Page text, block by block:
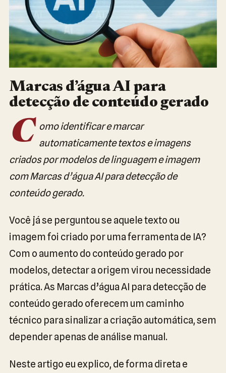
Marcas d’água AI para
detecção de conteúdo gerado
C
omo identificar e marcar
automaticamente textos e imagens
criados por modelos de linguagem e imagem
com Marcas d’água AI para detecção de
conteúdo gerado.
Você já se perguntou se aquele texto ou
imagem foi criado por uma ferramenta de IA?
Com o aumento do conteúdo gerado por
modelos, detectar a origem virou necessidade
prática. As Marcas d’água AI para detecção de
conteúdo gerado oferecem um caminho
técnico para sinalizar a criação automática, sem
depender apenas de análise manual.
Neste artigo eu explico, de forma direta e